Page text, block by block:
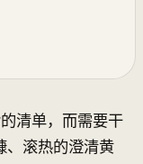
清单，而需要干
、滚热的澄清黄